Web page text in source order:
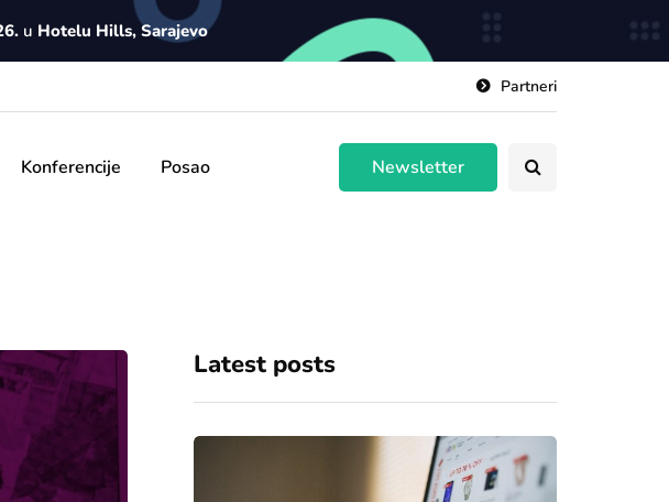
u Hotelu Hills, Sarajevo
Partneri
Konferencije Posao Newsletter
Latest posts